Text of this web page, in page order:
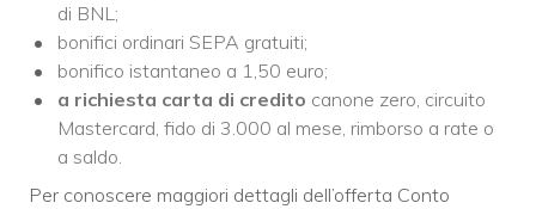
di BNL;
bonifici ordinari SEPA gratuiti;
bonifico istantaneo a 1,50 euro;
a richiesta carta di credito canone zero, circuito
Mastercard, fido di 3.000 al mese, rimborso a rate o
a saldo.
Per conoscere maggiori dettagli dell’offerta Conto